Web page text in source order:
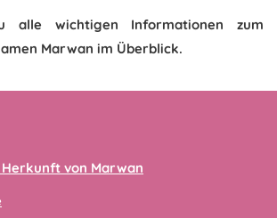
alle wichtigen Informationen zum
Marwan im Überblick.
von Marwan